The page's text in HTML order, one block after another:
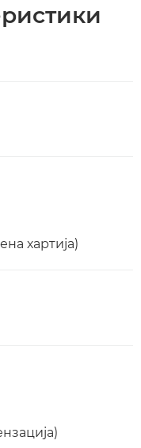
хартија)